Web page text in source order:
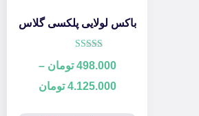
باکس لولایی پلکسی گلاس
5.00
498.000 تومان –
4.125.000 تومان